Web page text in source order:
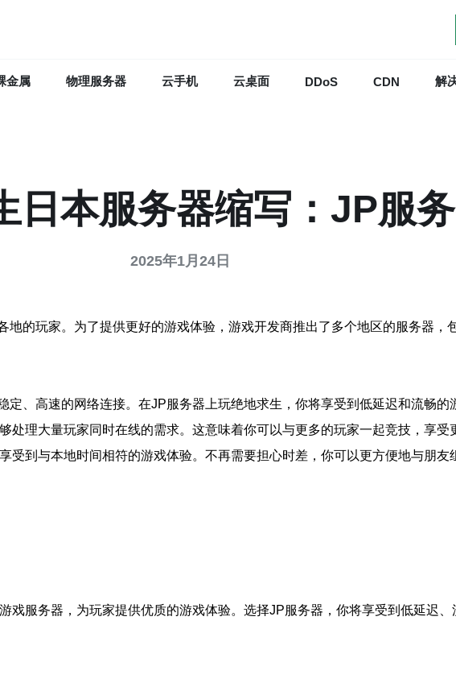
金属 物理服务器 云手机 云桌面 DDoS CDN 解
日本服务器缩写：JP服
2025年1月24日
的玩家。为了提供更好的游戏体验，游戏开发商推出了多个地区的服务器
、高速的网络连接。在JP服务器上玩绝地求生，你将享受到低延迟和流畅的
处理大量玩家同时在线的需求。这意味着你可以与更多的玩家一起竞技，享受
受到与本地时间相符的游戏体验。不再需要担心时差，你可以更方便地与朋友
戏服务器，为玩家提供优质的游戏体验。选择JP服务器，你将享受到低延迟